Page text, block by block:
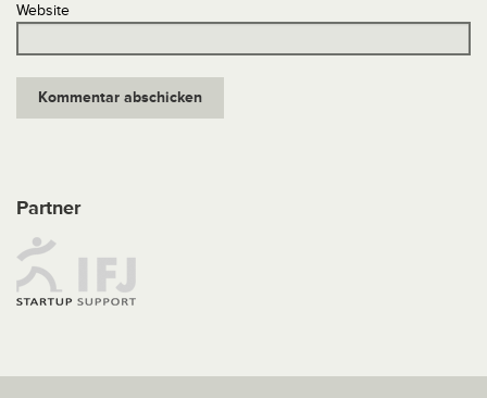
Website
Partner